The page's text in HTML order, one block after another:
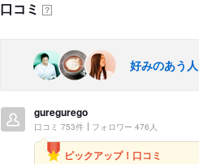
口コミ ？
好みのあう
guregurego
口コミ 753件 フォロワー 476人
ピックアップ！口コミ